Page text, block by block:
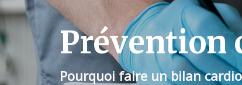
Prévention
Pourquoi faire un bilan